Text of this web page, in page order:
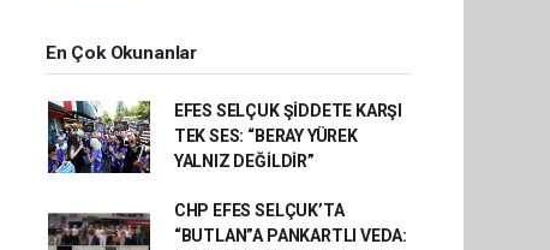
En Çok Okunanlar
EFES SELÇUK ŞİDDETE KARŞI
TEK SES: “BERAY YÜREK
YALNIZ DEĞİLDİR”
CHP EFES SELÇUK’TA
“BUTLAN”A PANKARTLI VEDA: